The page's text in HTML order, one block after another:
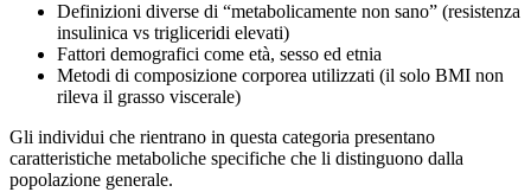
Definizioni diverse di “metabolicamente non sano” (resistenza
insulinica vs trigliceridi elevati)
Fattori demografici come età, sesso ed etnia
Metodi di composizione corporea utilizzati (il solo BMI non
rileva il grasso viscerale)
Gli individui che rientrano in questa categoria presentano
caratteristiche metaboliche specifiche che li distinguono dalla
popolazione generale.